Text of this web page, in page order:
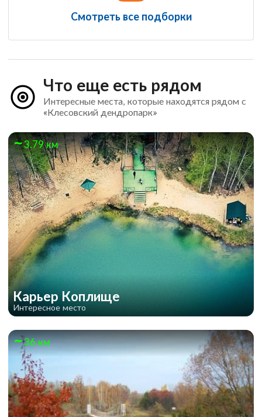
Смотреть все подборки
Что еще есть рядом
Интересные места, которые находятся рядом с
«Клесовский дендропарк»
3.79 км
Карьер Коплище
Интересное место
36 км